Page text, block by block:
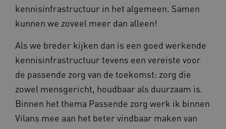
kennisinfrastructuur in het algemeen. Samen
kunnen we zoveel meer dan alleen!
Als we breder kijken dan is een goed werkende
kennisinfrastructuur tevens een vereiste voor
de passende zorg van de toekomst: zorg die
zowel mensgericht, houdbaar als duurzaam is.
Binnen het thema Passende zorg werk ik binnen
Vilans mee aan het beter vindbaar maken van